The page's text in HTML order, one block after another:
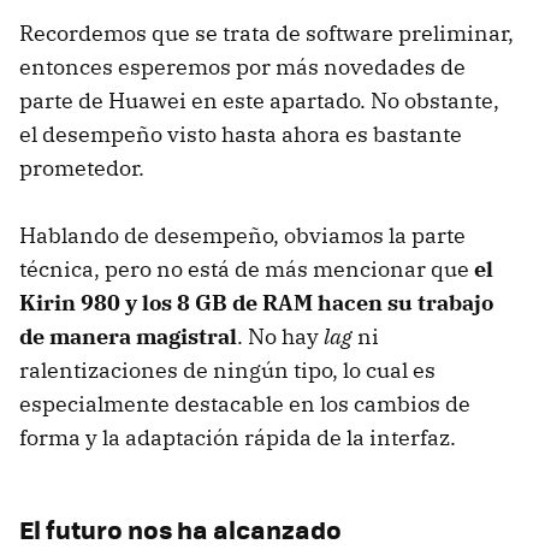
Recordemos que se trata de software preliminar,
entonces esperemos por más novedades de
parte de Huawei en este apartado. No obstante,
el desempeño visto hasta ahora es bastante
prometedor.
Hablando de desempeño, obviamos la parte
técnica, pero no está de más mencionar que el
Kirin 980 y los 8 GB de RAM hacen su trabajo
de manera magistral. No haylag ni
ralentizaciones de ningún tipo, lo cual es
especialmente destacable en los cambios de
forma y la adaptación rápida de la interfaz.
El futuro nos ha alcanzado